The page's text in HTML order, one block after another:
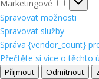
Marketingové
Spravovat možnosti
Spravovat služby
Správa {vendor_count}
Přečtěte si více o těchto
Přijmout Odmítnout